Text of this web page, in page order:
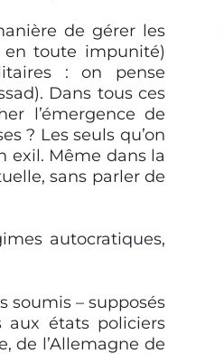
de gérer les
toute impunité)
: on pense
Dans tous ces
l’émergence de
? Les seuls qu’on
exil. Même dans la
sans parler de
autocratiques,
soumis – supposés
aux états policiers
de l’Allemagne de